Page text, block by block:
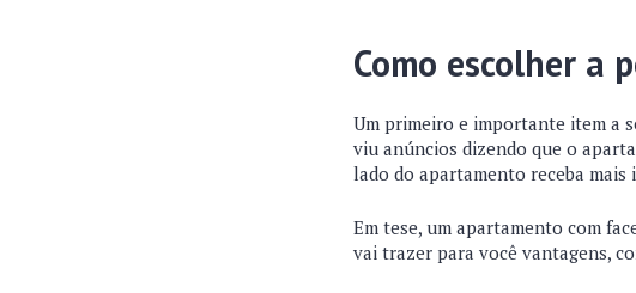
Como escolher a
Um primeiro e importante item a
viu anúncios dizendo que o
lado do apartamento receba mais
Em tese, um apartamento com
vai trazer para você vantagens,